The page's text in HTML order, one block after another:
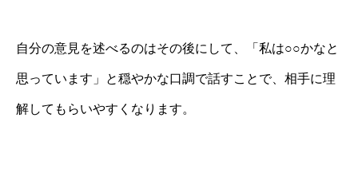
自分の意見を述べるのはその後にして、「私は○○かなと
思っています」と穏やかな口調で話すことで、相手に理
解してもらいやすくなります。